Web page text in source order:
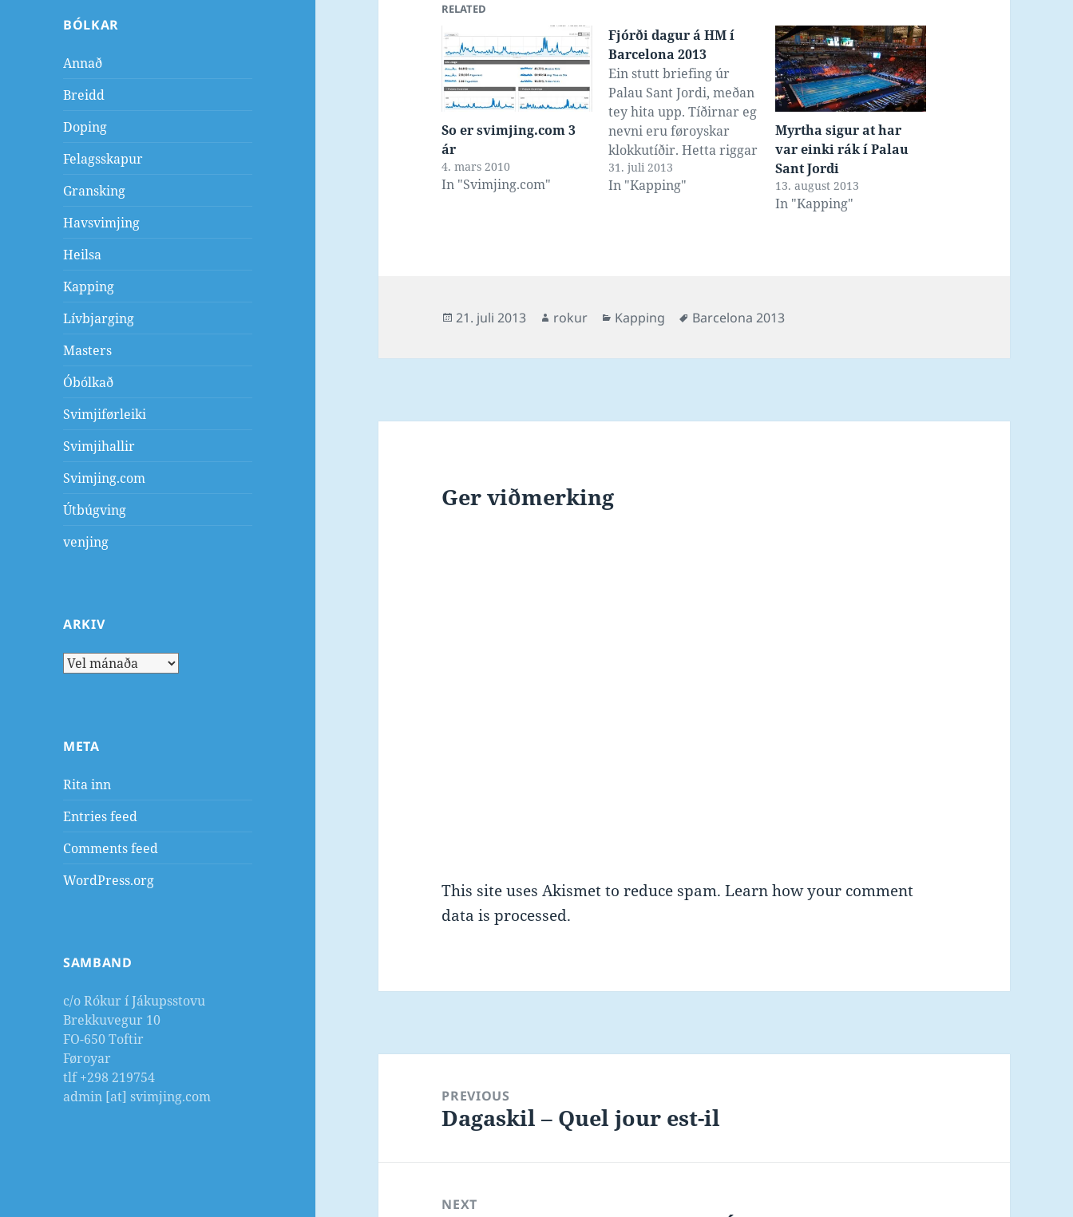
BÓLKAR
Annað
Breidd
Doping
Felagsskapur
Gransking
Havsvimjing
Heilsa
Kapping
Lívbjarging
Masters
Óbólkað
Svimjiførleiki
Svimjihallir
Svimjing.com
Útbúgving
venjing
ARKIV
Arkiv
META
Rita inn
Entries feed
Comments feed
WordPress.org
SAMBAND
c/o Rókur í Jákupsstovu
Brekkuvegur 10
FO-650 Toftir
Føroyar
tlf +298 219754
admin [at] svimjing.com
RELATED
So er svimjing.com 3
ár
4. mars 2010
In "Svimjing.com"
Fjórði dagur á HM í
Barcelona 2013
Ein stutt briefing úr
Palau Sant Jordi, meðan
tey hita upp. Tíðirnar eg
nevni eru føroyskar
klokkutíðir. Hetta riggar
bara fínt við GoPro Hero
2 og Zoom H2 mikrofon
31. juli 2013
In "Kapping"
Myrtha sigur at har
var einki rák í Palau
Sant Jordi
13. august 2013
In "Kapping"
Posted
21. juli 2013 Author
rokur Categories
Kapping Tags
Barcelona 2013
Ger viðmerking
This site uses Akismet to reduce spam.Learn how your comment
data is processed.
navigationPREVIOUS
Previous
Dagaskil – Quel jour est-il
NEXT